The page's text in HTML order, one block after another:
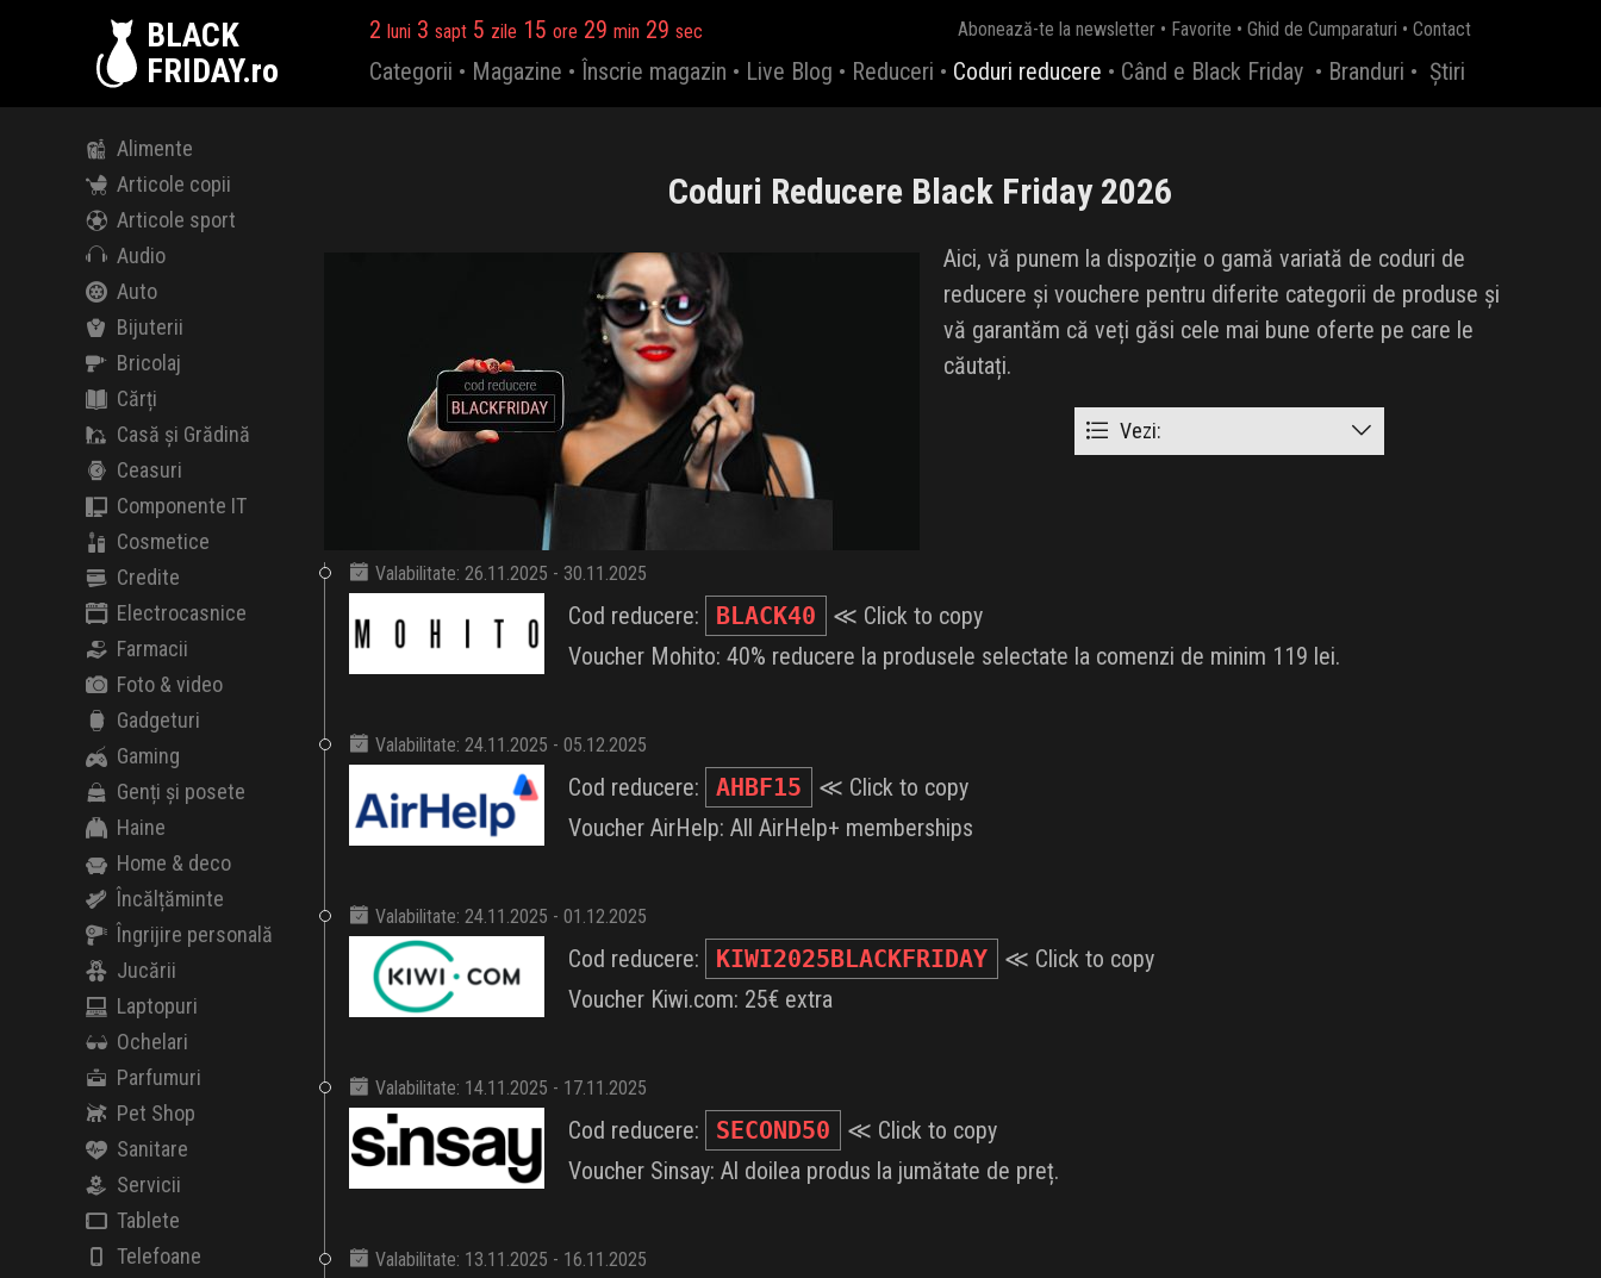
BLACK
FRIDAY.ro
2 luni 3 sapt 5 zile 15 ore 29 min 28 sec Abonează-te la newsletter • Favorite • Ghid de Cumparaturi • Contact
Categorii • Magazine • Înscrie magazin • Live Blog • Reduceri • Coduri reducere • Când e Black Friday • Branduri • Știri
Alimente
Articole copii
Articole sport
Audio
Auto
Bijuterii
Bricolaj
Cărți
Casă și Grădină
Ceasuri
Componente IT
Cosmetice
Credite
Electrocasnice
Farmacii
Foto & video
Gadgeturi
Gaming
Genți și posete
Haine
Home & deco
Încălțăminte
Îngrijire personală
Jucării
Laptopuri
Ochelari
Parfumuri
Pet Shop
Sanitare
Servicii
Tablete
Telefoane
Coduri Reducere Black Friday 2026
Aici, vă punem la dispoziție o gamă variată de coduri de
reducere și vouchere pentru diferite categorii de produse și
vă garantăm că veți găsi cele mai bune oferte pe care le
căutați.
Vezi:
Valabilitate: 26.11.2025 - 30.11.2025
Cod reducere: BLACK40
≪ Click to copy
Voucher Mohito: 40% reducere la produsele selectate la comenzi de minim 119 lei.
Valabilitate: 24.11.2025 - 05.12.2025
Cod reducere: AHBF15
≪ Click to copy
Voucher AirHelp: All AirHelp+ memberships
Valabilitate: 24.11.2025 - 01.12.2025
Cod reducere: KIWI2025BLACKFRIDAY
≪ Click to copy
Voucher Kiwi.com: 25€ extra
Valabilitate: 14.11.2025 - 17.11.2025
Cod reducere: SECOND50
≪ Click to copy
Voucher Sinsay: Al doilea produs la jumătate de preț.
Valabilitate: 13.11.2025 - 16.11.2025